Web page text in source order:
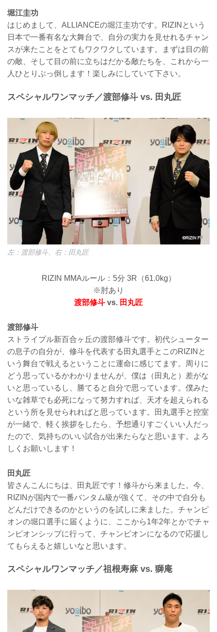
堀江圭功
はじめまして、ALLIANCEの堀江圭功です。RIZINという
日本で一番有名な大舞台で、自分の実力を見せれるチャン
スが来たことをとてもワクワクしています。まずは目の前
の敵、そして目の前に立ちはだかる敵たちを、これから一
人ひとりぶっ倒します！楽しみにしていて下さい。
スペシャルワンマッチ／渡部修斗 vs. 田丸匠
左：渡部修斗、右：田丸匠
RIZIN MMAルール：5分 3R（61.0kg）
※肘あり
渡部修斗 vs. 田丸匠
渡部修斗
ストライプル新百合ヶ丘の渡部修斗です。初代シューター
の息子の自分が、修斗を代表する田丸選手とこのRIZINと
いう舞台で戦えるということに運命に感じてます。周りに
どう思っているかわかりませんが、僕は（田丸と）差がな
いと思っているし、勝てると自分で思っています。僕みた
いな雑草でも必死になって努力すれば、天才を超えられる
という所を見せられればと思っています。田丸選手と控室
が一緒で、軽く挨拶をしたら、予想通りすごくいい人だっ
たので、気持ちのいい試合が出来たらなと思います。よろ
しくお願いします！
田丸匠
皆さんこんにちは、田丸匠です！修斗から来ました。今、
RIZINが国内で一番バンタム級が強くて、その中で自分も
どんだけできるのかというのを試しに来ました。チャンピ
オンの堀口選手に届くように、ここから1年2年とかでチャ
ンピオンシップに行って、チャンピオンになるので応援し
てもらえると嬉しいなと思います。
スペシャルワンマッチ／祖根寿麻 vs. 獅庵